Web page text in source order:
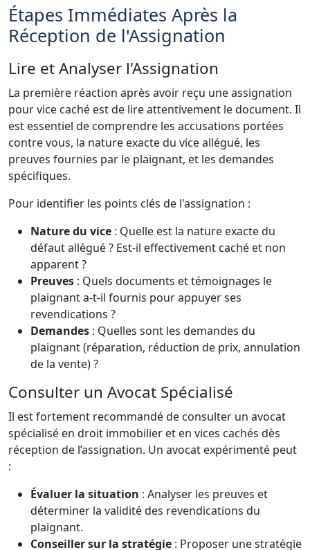
Étapes Immédiates Après la
Réception de l'Assignation
Lire et Analyser l'Assignation
La première réaction après avoir reçu une assignation
pour vice caché est de lire attentivement le document. Il
est essentiel de comprendre les accusations portées
contre vous, la nature exacte du vice allégué, les
preuves fournies par le plaignant, et les demandes
spécifiques.
Pour identifier les points clés de l'assignation :
Nature du vice : Quelle est la nature exacte du
défaut allégué ? Est-il effectivement caché et non
apparent ?
Preuves : Quels documents et témoignages le
plaignant a-t-il fournis pour appuyer ses
revendications ?
Demandes : Quelles sont les demandes du
plaignant (réparation, réduction de prix, annulation
de la vente) ?
Consulter un Avocat Spécialisé
Il est fortement recommandé de consulter un avocat
spécialisé en droit immobilier et en vices cachés dès
réception de l’assignation. Un avocat expérimenté peut
:
Évaluer la situation : Analyser les preuves et
déterminer la validité des revendications du
plaignant.
Conseiller sur la stratégie : Proposer une stratégie